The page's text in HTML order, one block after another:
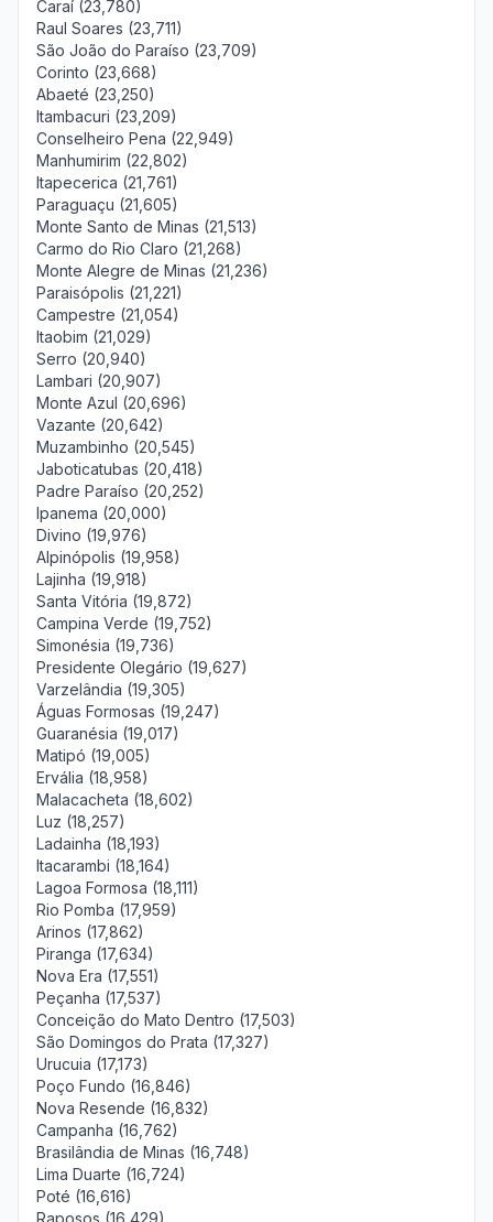
Caraí (23,780)
Raul Soares (23,711)
São João do Paraíso (23,709)
Corinto (23,668)
Abaeté (23,250)
Itambacuri (23,209)
Conselheiro Pena (22,949)
Manhumirim (22,802)
Itapecerica (21,761)
Paraguaçu (21,605)
Monte Santo de Minas (21,513)
Carmo do Rio Claro (21,268)
Monte Alegre de Minas (21,236)
Paraisópolis (21,221)
Campestre (21,054)
Itaobim (21,029)
Serro (20,940)
Lambari (20,907)
Monte Azul (20,696)
Vazante (20,642)
Muzambinho (20,545)
Jaboticatubas (20,418)
Padre Paraíso (20,252)
Ipanema (20,000)
Divino (19,976)
Alpinópolis (19,958)
Lajinha (19,918)
Santa Vitória (19,872)
Campina Verde (19,752)
Simonésia (19,736)
Presidente Olegário (19,627)
Varzelândia (19,305)
Águas Formosas (19,247)
Guaranésia (19,017)
Matipó (19,005)
Ervália (18,958)
Malacacheta (18,602)
Luz (18,257)
Ladainha (18,193)
Itacarambi (18,164)
Lagoa Formosa (18,111)
Rio Pomba (17,959)
Arinos (17,862)
Piranga (17,634)
Nova Era (17,551)
Peçanha (17,537)
Conceição do Mato Dentro (17,503)
São Domingos do Prata (17,327)
Urucuia (17,173)
Poço Fundo (16,846)
Nova Resende (16,832)
Campanha (16,762)
Brasilândia de Minas (16,748)
Lima Duarte (16,724)
Poté (16,616)
Raposos (16,429)